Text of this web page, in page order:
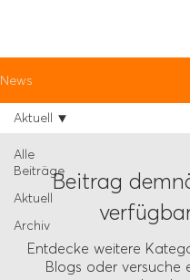
News
Alle
Beiträge
Aktuell
Archiv
Aktuell
Beitrag
Entdecke weitere
Blogs oder versuche